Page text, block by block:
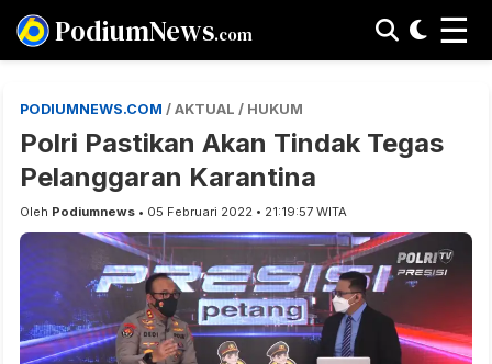
PodiumNews.com ☰
PODIUMNEWS.COM / AKTUAL / HUKUM
Polri Pastikan Akan Tindak Tegas
Pelanggaran Karantina
Oleh Podiumnews • 05 Februari 2022 • 21:19:57 WITA